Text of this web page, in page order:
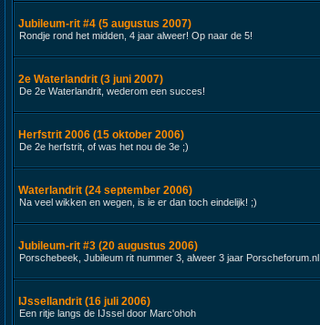
Jubileum-rit #4 (5 augustus 2007)
Rondje rond het midden, 4 jaar alweer! Op naar de 5!
2e Waterlandrit (3 juni 2007)
De 2e Waterlandrit, wederom een succes!
Herfstrit 2006 (15 oktober 2006)
De 2e herfstrit, of was het nou de 3e ;)
Waterlandrit (24 september 2006)
Na veel wikken en wegen, is ie er dan toch eindelijk! ;)
Jubileum-rit #3 (20 augustus 2006)
Porschebeek, Jubileum rit nummer 3, alweer 3 jaar Porscheforum.nl
IJssellandrit (16 juli 2006)
Een ritje langs de IJssel door Marc'ohoh